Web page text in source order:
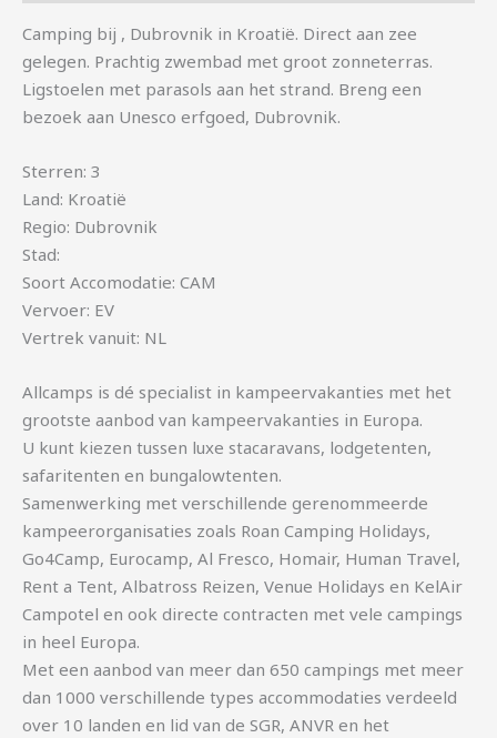
Camping bij , Dubrovnik in Kroatië. Direct aan zee
gelegen. Prachtig zwembad met groot zonneterras.
Ligstoelen met parasols aan het strand. Breng een
bezoek aan Unesco erfgoed, Dubrovnik.
Sterren: 3
Land: Kroatië
Regio: Dubrovnik
Stad:
Soort Accomodatie: CAM
Vervoer: EV
Vertrek vanuit: NL
Allcamps is dé specialist in kampeervakanties met het
grootste aanbod van kampeervakanties in Europa.
U kunt kiezen tussen luxe stacaravans, lodgetenten,
safaritenten en bungalowtenten.
Samenwerking met verschillende gerenommeerde
kampeerorganisaties zoals Roan Camping Holidays,
Go4Camp, Eurocamp, Al Fresco, Homair, Human Travel,
Rent a Tent, Albatross Reizen, Venue Holidays en KelAir
Campotel en ook directe contracten met vele campings
in heel Europa.
Met een aanbod van meer dan 650 campings met meer
dan 1000 verschillende types accommodaties verdeeld
over 10 landen en lid van de SGR, ANVR en het